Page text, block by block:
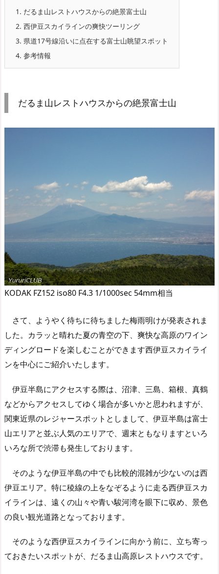
1. だるま山レストハウスからの絶景富士山
2. 西伊豆スカイラインの爽快ツーリング
3. 県道17号線沿いに点在する富士山眺望スポット
4. 参考情報
だるま山レストハウスからの絶景富士山
KODAK FZ152 iso80 F4.3 1/1000sec 54mm相当
さて、ようやく待ちに待ちました梅雨明けが発表されま
した。カラッと晴れた夏の青空の下、爽快な高原のワイン
ディングロードを楽しむことができます西伊豆スカイライ
ンを中心にご紹介いたします。
伊豆半島にアクセスする際は、沼津、三島、箱根、真鶴
などからアクセスしてゆく場合が多いかと思われますが、
関東近県のレジャースポットとしまして、伊豆半島は富士
山エリアと並ぶ人気のエリアで、週末ともなりますといろ
いろな所で渋滞も発生しております。
そのような伊豆半島の中でも比較的混雑が少ないのは西
伊豆エリア。特に稜線の上をなぞるように走る西伊豆スカ
イラインは、遠くの山々や青い駿河湾を眼下に収め、景色
の良い観光道路となっております。
そのような西伊豆スカイラインに向かう前に、立ち寄っ
ておきたいスポットが、だるま山高原レストハウスです。